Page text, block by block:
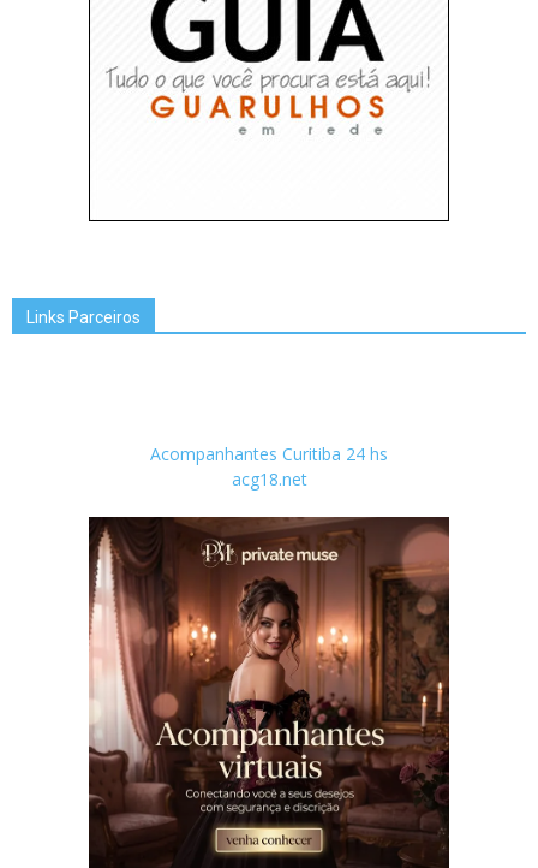
Links Parceiros
Acompanhantes Curitiba 24 hs
acg18.net